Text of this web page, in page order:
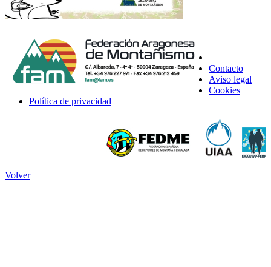
Contacto
Aviso legal
Cookies
Política de privacidad
Volver